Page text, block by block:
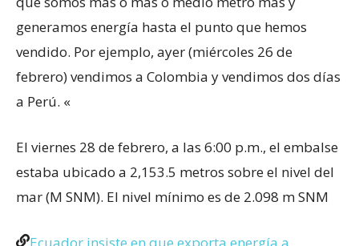
generamos energía hasta el punto que hemos
vendido. Por ejemplo, ayer (miércoles 26 de
febrero) vendimos a Colombia y vendimos dos días
a Perú. «
El viernes 28 de febrero, a las 6:00 p.m., el embalse
estaba ubicado a 2,153.5 metros sobre el nivel del
mar (M SNM). El nivel mínimo es de 2.098 m SNM
Ecuador insiste en que exporta energía a